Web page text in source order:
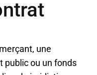
une
public ou un fonds